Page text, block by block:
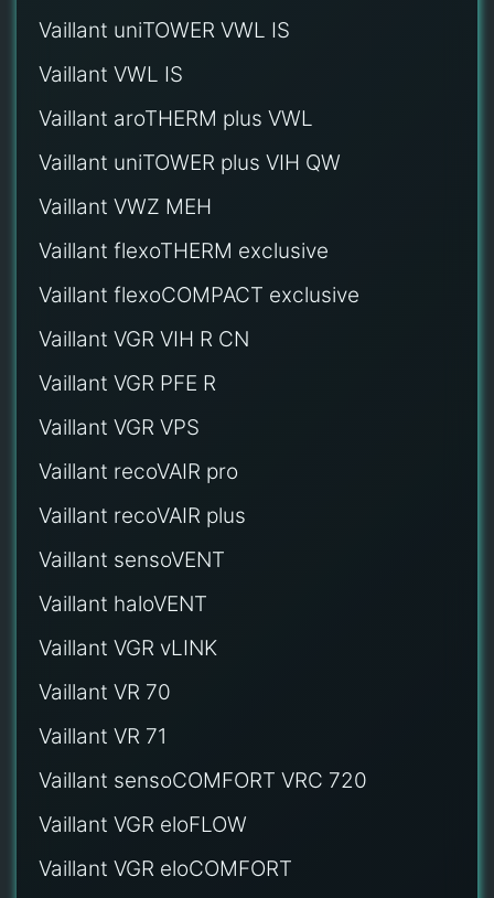
Vaillant uniTOWER VWL IS
Vaillant VWL IS
Vaillant aroTHERM plus VWL
Vaillant uniTOWER plus VIH QW
Vaillant VWZ MEH
Vaillant flexoTHERM exclusive
Vaillant flexoCOMPACT exclusive
Vaillant VGR VIH R CN
Vaillant VGR PFE R
Vaillant VGR VPS
Vaillant recoVAIR pro
Vaillant recoVAIR plus
Vaillant sensoVENT
Vaillant haloVENT
Vaillant VGR vLINK
Vaillant VR 70
Vaillant VR 71
Vaillant sensoCOMFORT VRC 720
Vaillant VGR eloFLOW
Vaillant VGR eloCOMFORT